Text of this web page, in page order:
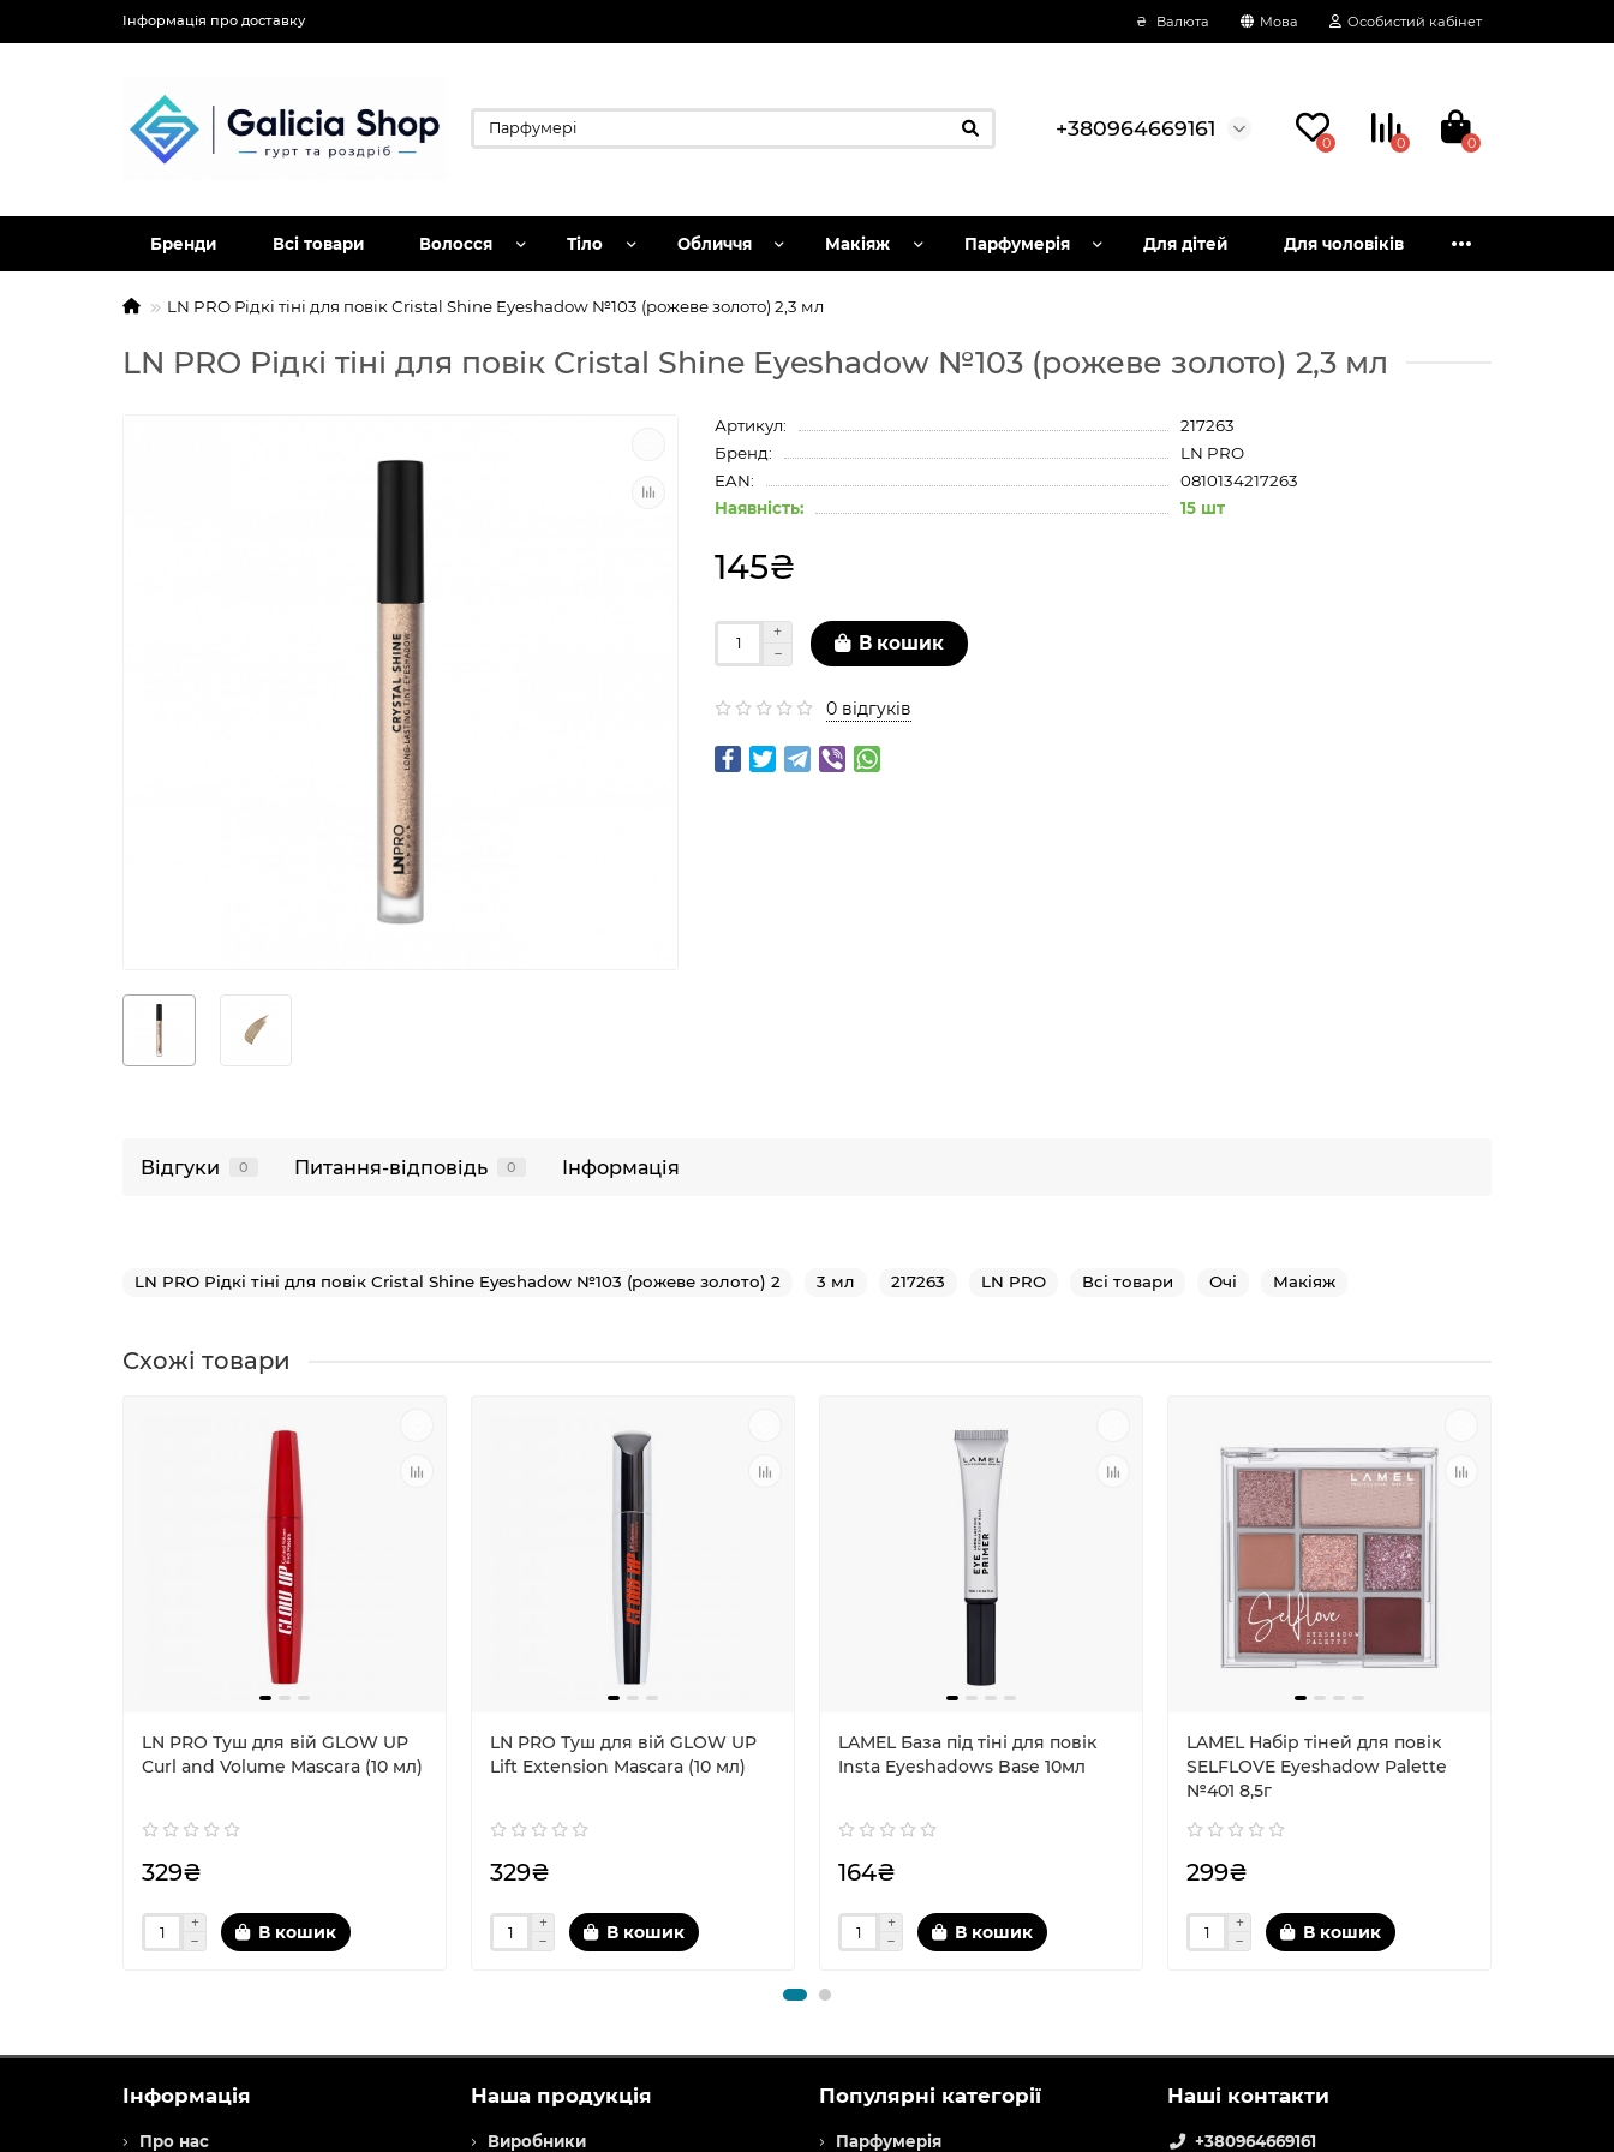
Інформація про доставку ₴ Валюта Мова Особистий кабінет
+380964669161
0 0 0
Бренди Всі товари Волосся Тіло Обличчя Макіяж Парфумерія Для дітей Для чоловіків
LN PRO Рідкі тіні для повік Сristal Shine Eyeshadow №103 (рожеве золото) 2,3 мл
LN PRO Рідкі тіні для повік Сristal Shine Eyeshadow №103 (рожеве золото) 2,3 мл
Артикул:
217263
Бренд:
LN PRO
EAN:
0810134217263
Наявність:
15 шт
145₴
В кошик
0 відгуків
Відгуки 0 Питання-відповідь 0 Інформація
LN PRO Рідкі тіні для повік Сristal Shine Eyeshadow №103 (рожеве золото) 2 3 мл 217263 LN PRO Всі товари Очі Макіяж
Схожі товари
LN PRO Туш для вій GLOW UP
Curl and Volume Mascara (10 мл)
329₴
В кошик
LN PRO Туш для вій GLOW UP
Lift Extension Mascara (10 мл)
329₴
В кошик
LAMEL База під тіні для повік
Insta Eyeshadows Base 10мл
164₴
В кошик
LAMEL Набір тіней для повік
SELFLOVE Eyeshadow Palette
№401 8,5г
299₴
В кошик
Інформація
Про нас
Наша продукція
Виробники
Популярні категорії
Парфумерія
Наші контакти
+380964669161